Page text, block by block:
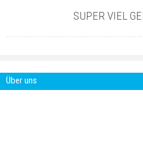
SUPER VIEL
Über uns